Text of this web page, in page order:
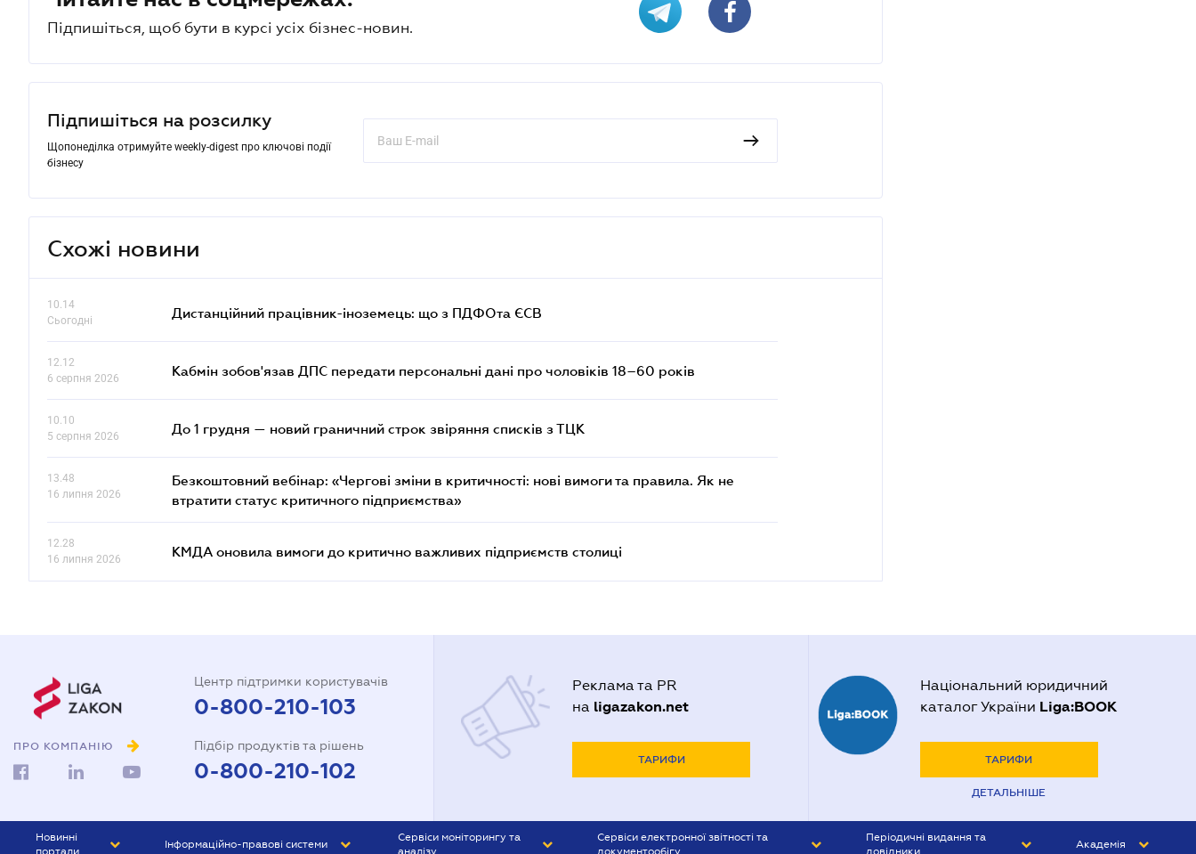
Підпишіться, щоб бути в курсі усіх бізнес-новин.
Підпишіться на розсилку
Щопонеділка отримуйте weekly-digest про ключові події
бізнесу
Схожі новини
10.14
Сьогодні
Дистанційний працівник-іноземець: що з ПДФОта ЄСВ
12.12
6 серпня 2026
Кабмін зобов'язав ДПС передати персональні дані про чоловіків 18–60 років
10.10
5 серпня 2026
До 1 грудня — новий граничний строк звіряння списків з ТЦК
13.48
16 липня 2026
Безкоштовний вебінар: «Чергові зміни в критичності: нові вимоги та правила. Як не
втратити статус критичного підприємства»
12.28
16 липня 2026
КМДА оновила вимоги до критично важливих підприємств столиці
ПРО КОМПАНІЮ
Центр підтримки користувачів
0-800-210-103
Підбір продуктів та рішень
0-800-210-102
Реклама та PR
на ligazakon.net
ТАРИФИ
Національний юридичний
каталог України Liga:BOOK
ТАРИФИ
ДЕТАЛЬНІШЕ
Новинні
портали
Інформаційно-правові системи
Сервіси моніторингу та
аналізу
Сервіси електронної звітності та
документообігу
Періодичні видання та
довідники
Академія